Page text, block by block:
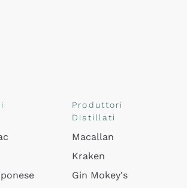
Produttori
Distillati
Macallan
Kraken
Gin Mokey's